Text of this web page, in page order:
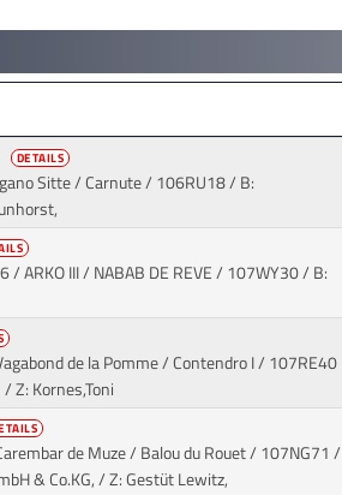
DETAILS
Sitte / Carnute/ 106RU18 / B:
ARKO III / NABAB DE REVE/ 107WY30 / B:
de la Pomme / Contendro I/ 107RE40
Z: Kornes,Toni
de Muze / Balou du Rouet/ 107NG71 /
& Co.KG, / Z: Gestüt Lewitz,